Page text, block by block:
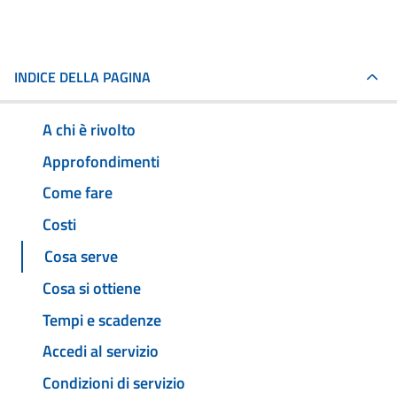
INDICE DELLA PAGINA
A chi è rivolto
Approfondimenti
Come fare
Costi
Cosa serve
Cosa si ottiene
Tempi e scadenze
Accedi al servizio
Condizioni di servizio